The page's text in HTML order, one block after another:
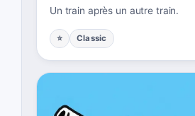
Un train après un autre train.
⭐ Classic